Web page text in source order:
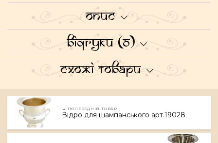
Опис
Відгуки (0)
Схожі товари
← ПОПЕРЕДНІЙ ТОВАР
Відро для шампанського арт.19028